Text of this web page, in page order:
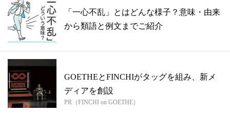
「一心不乱」とはどんな様子？意味・由来
から類語と例文までご紹介
GOETHEとFINCHIがタッグを組み、新メ
ディアを創設
PR（FINCHI on GOETHE）